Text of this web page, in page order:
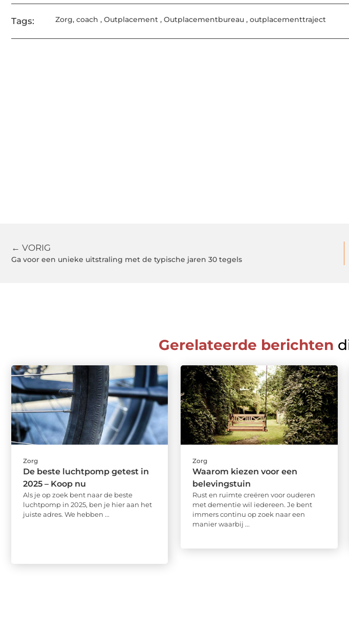
Tags: Zorg, coach , Outplacement , Outplacementbureau , outplacementtraject
← VORIG
Ga voor een unieke uitstraling met de typische jaren 30 tegels
Gerelateerde berichten
Zorg
De beste luchtpomp getest in
2025 – Koop nu
Als je op zoek bent naar de beste
luchtpomp in 2025, ben je hier aan het
juiste adres. We hebben ...
Zorg
Waarom kiezen voor een
belevingstuin
Rust en ruimte creëren voor ouderen
met dementie wil iedereen. Je bent
immers continu op zoek naar een
manier waarbij ...